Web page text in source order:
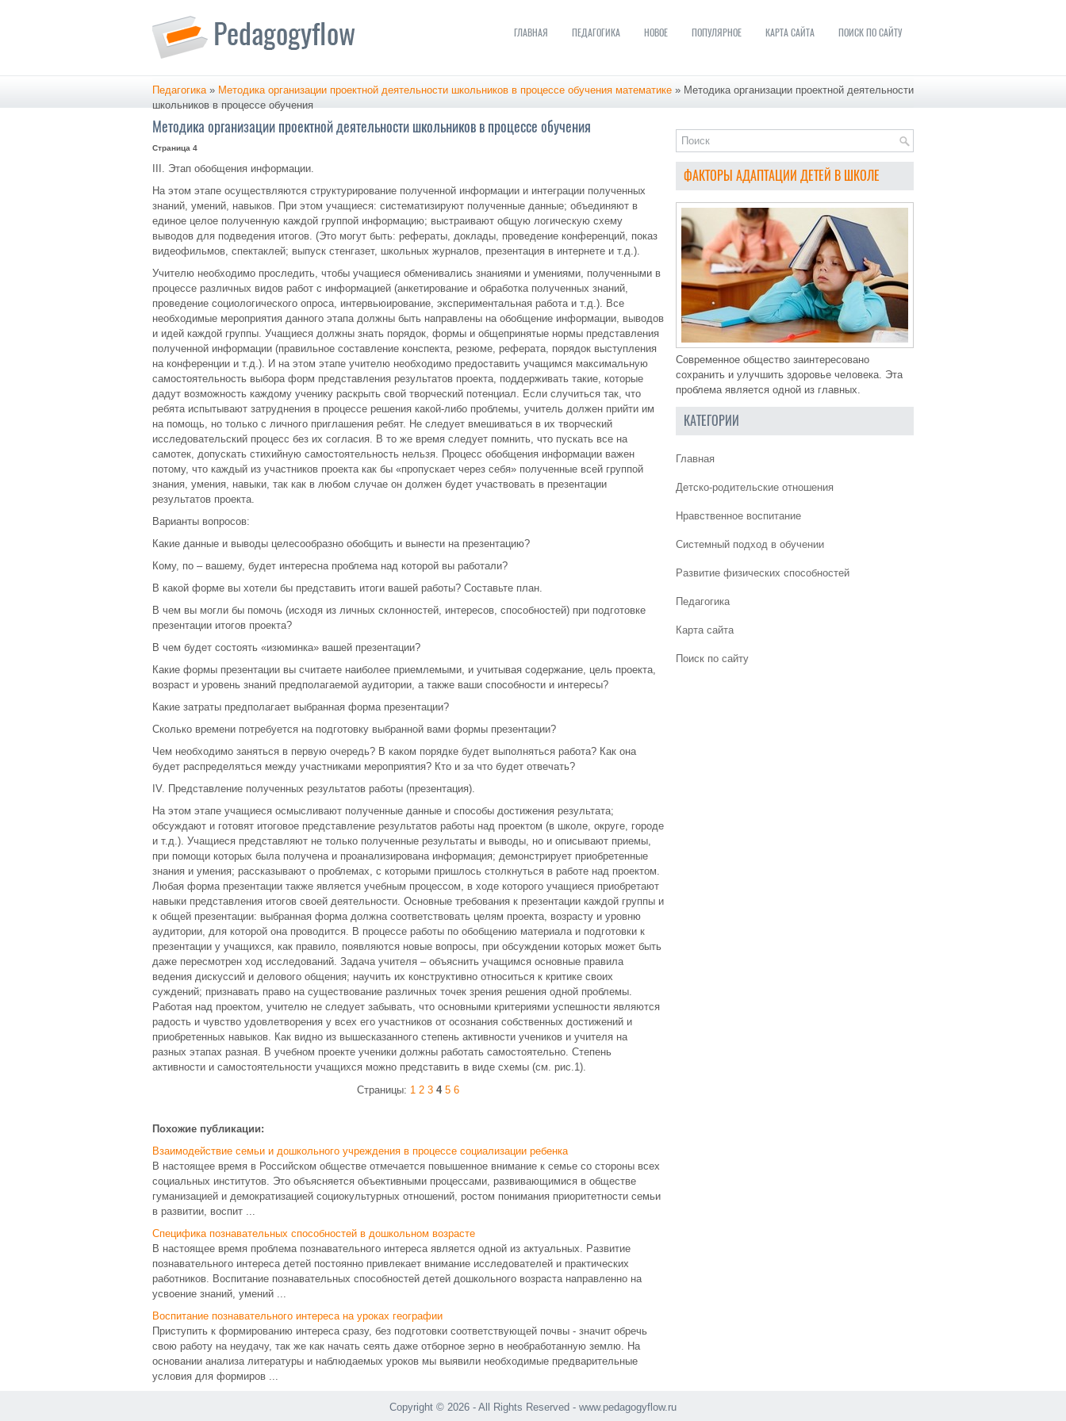
ГЛАВНАЯ ПЕДАГОГИКА НОВОЕ ПОПУЛЯРНОЕ КАРТА САЙТА ПОИСК ПО САЙТУ
Педагогика» Методика организации проектной деятельности школьников в процессе обучения математике » Методика организации проектной деятельности
школьников в процессе обучения
Методика организации проектной деятельности школьников в процессе обучения
Страница 4
III. Этап обобщения информации.
На этом этапе осуществляются структурирование полученной информации и интеграции полученных
знаний, умений, навыков. При этом учащиеся: систематизируют полученные данные; объединяют в
единое целое полученную каждой группой информацию; выстраивают общую логическую схему
выводов для подведения итогов. (Это могут быть: рефераты, доклады, проведение конференций, показ
видеофильмов, спектаклей; выпуск стенгазет, школьных журналов, презентация в интернете и т.д.).
Учителю необходимо проследить, чтобы учащиеся обменивались знаниями и умениями, полученными в
процессе различных видов работ с информацией (анкетирование и обработка полученных знаний,
проведение социологического опроса, интервьюирование, экспериментальная работа и т.д.). Все
необходимые мероприятия данного этапа должны быть направлены на обобщение информации, выводов
и идей каждой группы. Учащиеся должны знать порядок, формы и общепринятые нормы представления
полученной информации (правильное составление конспекта, резюме, реферата, порядок выступления
на конференции и т.д.). И на этом этапе учителю необходимо предоставить учащимся максимальную
самостоятельность выбора форм представления результатов проекта, поддерживать такие, которые
дадут возможность каждому ученику раскрыть свой творческий потенциал. Если случиться так, что
ребята испытывают затруднения в процессе решения какой-либо проблемы, учитель должен прийти им
на помощь, но только с личного приглашения ребят. Не следует вмешиваться в их творческий
исследовательский процесс без их согласия. В то же время следует помнить, что пускать все на
самотек, допускать стихийную самостоятельность нельзя. Процесс обобщения информации важен
потому, что каждый из участников проекта как бы «пропускает через себя» полученные всей группой
знания, умения, навыки, так как в любом случае он должен будет участвовать в презентации
результатов проекта.
Варианты вопросов:
Какие данные и выводы целесообразно обобщить и вынести на презентацию?
Кому, по – вашему, будет интересна проблема над которой вы работали?
В какой форме вы хотели бы представить итоги вашей работы? Составьте план.
В чем вы могли бы помочь (исходя из личных склонностей, интересов, способностей) при подготовке
презентации итогов проекта?
В чем будет состоять «изюминка» вашей презентации?
Какие формы презентации вы считаете наиболее приемлемыми, и учитывая содержание, цель проекта,
возраст и уровень знаний предполагаемой аудитории, а также ваши способности и интересы?
Какие затраты предполагает выбранная форма презентации?
Сколько времени потребуется на подготовку выбранной вами формы презентации?
Чем необходимо заняться в первую очередь? В каком порядке будет выполняться работа? Как она
будет распределяться между участниками мероприятия? Кто и за что будет отвечать?
IV. Представление полученных результатов работы (презентация).
На этом этапе учащиеся осмысливают полученные данные и способы достижения результата;
обсуждают и готовят итоговое представление результатов работы над проектом (в школе, округе, городе
и т.д.). Учащиеся представляют не только полученные результаты и выводы, но и описывают приемы,
при помощи которых была получена и проанализирована информация; демонстрирует приобретенные
знания и умения; рассказывают о проблемах, с которыми пришлось столкнуться в работе над проектом.
Любая форма презентации также является учебным процессом, в ходе которого учащиеся приобретают
навыки представления итогов своей деятельности. Основные требования к презентации каждой группы и
к общей презентации: выбранная форма должна соответствовать целям проекта, возрасту и уровню
аудитории, для которой она проводится. В процессе работы по обобщению материала и подготовки к
презентации у учащихся, как правило, появляются новые вопросы, при обсуждении которых может быть
даже пересмотрен ход исследований. Задача учителя – объяснить учащимся основные правила
ведения дискуссий и делового общения; научить их конструктивно относиться к критике своих
суждений; признавать право на существование различных точек зрения решения одной проблемы.
Работая над проектом, учителю не следует забывать, что основными критериями успешности являются
радость и чувство удовлетворения у всех его участников от осознания собственных достижений и
приобретенных навыков. Как видно из вышесказанного степень активности учеников и учителя на
разных этапах разная. В учебном проекте ученики должны работать самостоятельно. Степень
активности и самостоятельности учащихся можно представить в виде схемы (см. рис.1).
Страницы: 1 2 3 4 5 6
Похожие публикации:
Взаимодействие семьи и дошкольного учреждения в процессе социализации ребенка
В настоящее время в Российском обществе отмечается повышенное внимание к семье со стороны всех
социальных институтов. Это объясняется объективными процессами, развивающимися в обществе
гуманизацией и демократизацией социокультурных отношений, ростом понимания приоритетности семьи
в развитии, воспит ...
Специфика познавательных способностей в дошкольном возрасте
В настоящее время проблема познавательного интереса является одной из актуальных. Развитие
познавательного интереса детей постоянно привлекает внимание исследователей и практических
работников. Воспитание познавательных способностей детей дошкольного возраста направленно на
усвоение знаний, умений ...
Воспитание познавательного интереса на уроках географии
Приступить к формированию интереса сразу, без подготовки соответствующей почвы - значит обречь
свою работу на неудачу, так же как начать сеять даже отборное зерно в необработанную землю. На
основании анализа литературы и наблюдаемых уроков мы выявили необходимые предварительные
условия для формиров ...
ФАКТОРЫ АДАПТАЦИИ ДЕТЕЙ В ШКОЛЕ
Современное общество заинтересовано
сохранить и улучшить здоровье человека. Эта
проблема является одной из главных.
КАТЕГОРИИ
Главная
Детско-родительские отношения
Нравственное воспитание
Системный подход в обучении
Развитие физических способностей
Педагогика
Карта сайта
Поиск по сайту
Copyright © 2026 - All Rights Reserved - www.pedagogyflow.ru